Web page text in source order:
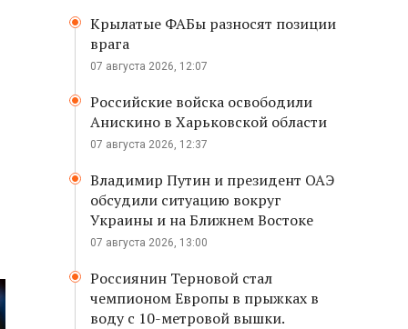
Крылатые ФАБы разносят позиции
врага
07 августа 2026, 12:07
Российские войска освободили
Анискино в Харьковской области
07 августа 2026, 12:37
Владимир Путин и президент ОАЭ
обсудили ситуацию вокруг
Украины и на Ближнем Востоке
07 августа 2026, 13:00
Россиянин Терновой стал
чемпионом Европы в прыжках в
воду с 10-метровой вышки.